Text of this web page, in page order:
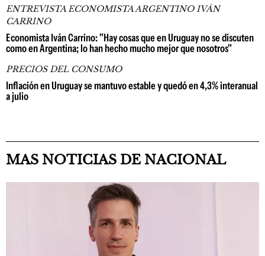
ENTREVISTA ECONOMISTA ARGENTINO IVÁN
CARRINO
Economista Iván Carrino: "Hay cosas que en Uruguay no se discuten
como en Argentina; lo han hecho mucho mejor que nosotros"
PRECIOS DEL CONSUMO
Inflación en Uruguay se mantuvo estable y quedó en 4,3% interanual
a julio
MAS NOTICIAS DE NACIONAL